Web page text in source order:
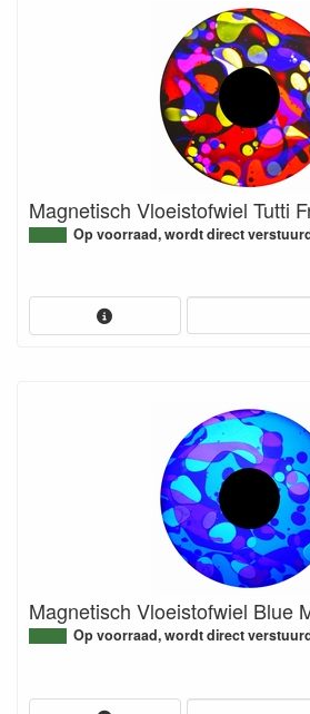
Magnetisch Vloeistofwiel Tutti
Op voorraad, wordt direct
Magnetisch Vloeistofwiel Blue
Op voorraad, wordt direct